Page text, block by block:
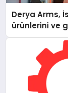
Derya Arms,
ürünlerini ve